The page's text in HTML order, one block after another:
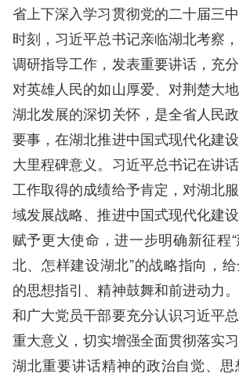
省上下深入学习贯彻党的二十届三
时刻，习近平总书记亲临湖北考察
调研指导工作，发表重要讲话，充
对英雄人民的如山厚爱、对荆楚大
湖北发展的深切关怀，是全省人民
要事，在湖北推进中国式现代化建
大里程碑意义。习近平总书记在讲
工作取得的成绩给予肯定，对湖北
域发展战略、推进中国式现代化建设
赋予更大使命，进一步明确新征程
北、怎样建设湖北”的战略指向，
的思想指引、精神鼓舞和前进动力
和广大党员干部要充分认识习近平
重大意义，切实增强全面贯彻落实
湖北重要讲话精神的政治自觉、